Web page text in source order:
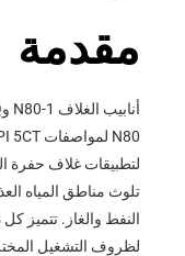
مقدمة
لتطبيقات غلاف حفرة
تلوث مناطق المياه
النفط والغاز.
لظروف التشغيل